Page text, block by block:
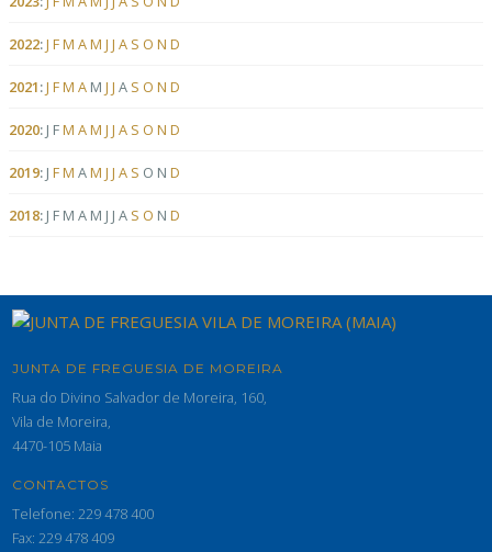
2022:J FM AM J J A S O N D
2021:J FM A M J J A S O N D
2020: J FM AM J J A S O N D
2019: J FM AM J J A S O N D
2018: J F M A M J J A S O N D
JUNTA DE FREGUESIA DE MOREIRA
Rua do Divino Salvador de Moreira, 160,
Vila de Moreira,
4470-105 Maia
CONTACTOS
Telefone: 229 478 400
Fax: 229 478 409